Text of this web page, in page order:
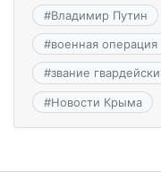
#Владимир Путин
#военная операция
#звание
#Новости Крыма